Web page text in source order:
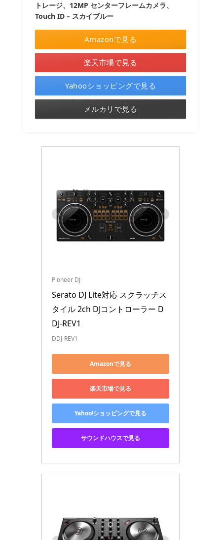
トレージ、12MP センターフレームカメラ、
Touch ID – スカイブルー
Amazonで見る
楽天市場で見る
Yahooショッピングで見る
メルカリで見る
Pioneer DJ
Serato DJ Lite対応 スクラッチス
タイル 2ch DJコントローラー D
DJ-REV1
DDJ-REV1
Amazonで見る
楽天市場で見る
Yahoo!ショッピングで見る
サウンドハウスで見る